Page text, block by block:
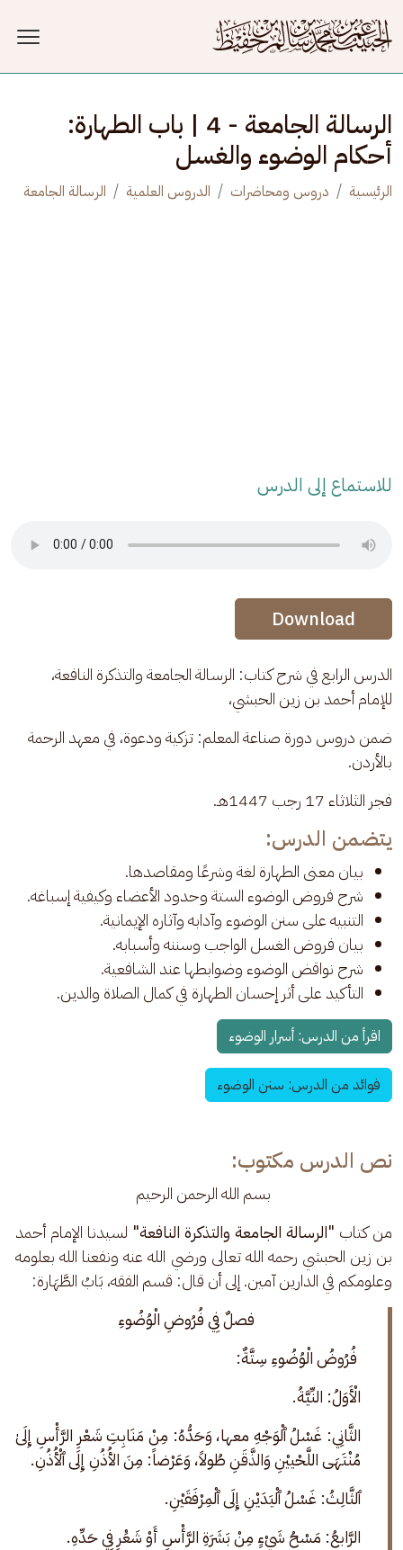
الرسالة الجامعة - 4 | باب الطهارة:
أحكام الوضوء والغسل
الرئيسية دروس ومحاضرات الدروس العلمية الرسالة الجامعة
للاستماع إلى الدرس
Audio Stream
Audio Stream
Download
الدرس الرابع في شرح كتاب: الرسالة الجامعة والتذكرة النافعة،
للإمام أحمد بن زين الحبشي،
ضمن دروس دورة صناعة المعلم: تزكية ودعوة، في معهد الرحمة
بالأردن.
فجر الثلاثاء 17 رجب 1447هـ.
يتضمن الدرس:
بيان معنى الطهارة لغة وشرعًا ومقاصدها.
شرح فروض الوضوء الستة وحدود الأعضاء وكيفية إسباغه.
التنبيه على سنن الوضوء وآدابه وآثاره الإيمانية.
بيان فروض الغسل الواجب وسننه وأسبابه.
شرح نواقض الوضوء وضوابطها عند الشافعية.
التأكيد على أثر إحسان الطهارة في كمال الصلاة والدين.
اقرأ من الدرس: أسرار الوضوء
فوائد من الدرس: سنن الوضوء
نص الدرس مكتوب:
بسم الله الرحمن الرحيم
من كتاب "الرسالة الجامعة والتذكرة النافعة" لسيدنا الإمام أحمد
بن زين الحبشي رحمه الله تعالى ورضي الله عنه ونفعنا الله بعلومه
وعلومكم في الدارين آمين. إلى أن قال: قسم الفقه، بَابُ الطَّهَارة:
فصلٌ فِي فُرُوضِ الْوُضُوءِ
فُرُوضُ الْوُضُوءِ سِتَّةٌ:
الْأَوَلُ: النِّيَّةُ.
الثَّانِي: غَسْلُ ٱلْوَجْهِ معها، وَحَدُّهُ: مِنْ مَنَابِتِ شَعْرِ الرَّأْسِ إِلَىٰ
مُنْتَهَى اللَّحْييْنِ وَالذَّقَنِ طُولاً، وَعَرْضاً: مِنَ الأُذُنِ إِلَى ٱلْأُذُنِ.
ٱلثَّالِثُ: غَسْلُ ٱلْيَدَيْنِ إِلَى ٱلْمِرْفَقَيْنِ.
الرَّابعُ: مَسْحُ شَيْءٍ مِنْ بَشَرَةِ الرَّأْسِ أَوْ شَعَْرٍ فِي حَدِّهِ.